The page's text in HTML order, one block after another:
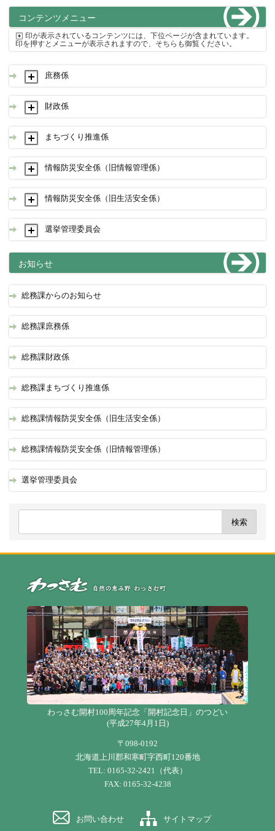
コンテンツメニュー
印が表示されているコンテンツには、下位ページが含まれています。
印を押すとメニューが表示されますので、そちらも御覧ください。
庶務係
財政係
まちづくり推進係
情報防災安全係（旧情報管理係）
情報防災安全係（旧生活安全係）
選挙管理委員会
お知らせ
総務課からのお知らせ
総務課庶務係
総務課財政係
総務課まちづくり推進係
総務課情報防災安全係（旧生活安全係）
総務課情報防災安全係（旧情報管理係）
選挙管理委員会
わっさむ開村100周年記念「開村記念日」のつどい
(平成27年4月1日)
〒098-0192
北海道上川郡和寒町字西町120番地
TEL: 0165-32-2421（代表）
FAX: 0165-32-4238
お問い合わせ サイトマップ